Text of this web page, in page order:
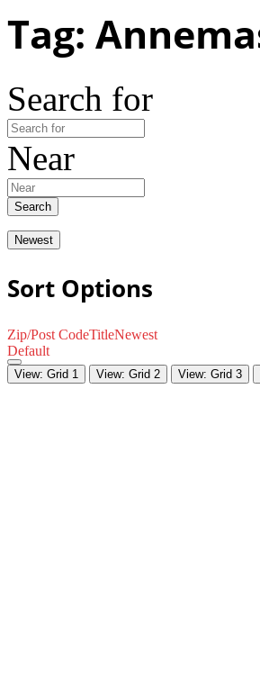
Tag:
Search for
Near
Search
Newest
Sort Options
Zip/Post CodeTitleNewest
Default
View: Grid 1 View: Grid 2 View: Grid 3